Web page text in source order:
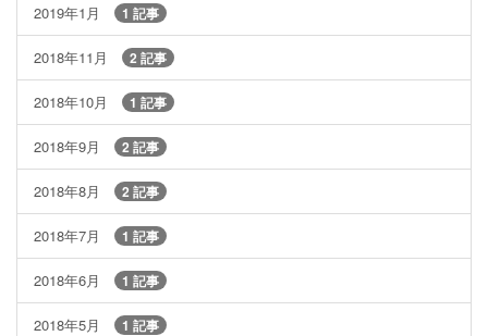
2019年1月 1 記事
2018年11月 2 記事
2018年10月 1 記事
2018年9月 2 記事
2018年8月 2 記事
2018年7月 1 記事
2018年6月 1 記事
2018年5月 1 記事